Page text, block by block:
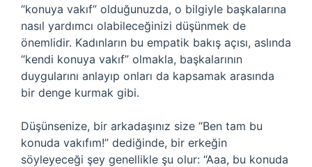
“konuya vakıf” olduğunuzda, o bilgiyle başkalarına
nasıl yardımcı olabileceğinizi düşünmek de
önemlidir. Kadınların bu empatik bakış açısı, aslında
“kendi konuya vakıf” olmakla, başkalarının
duygularını anlayıp onları da kapsamak arasında
bir denge kurmak gibi.
Düşünsenize, bir arkadaşınız size “Ben tam bu
konuda vakıfım!” dediğinde, bir erkeğin
söyleyeceği şey genellikle şu olur: “Aaa, bu konuda